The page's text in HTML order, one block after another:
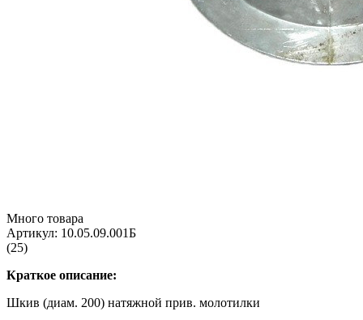
Много товара
Артикул: 10.05.09.001Б
(25)
Краткое описание:
Шкив (диам. 200) натяжной прив. молотилки